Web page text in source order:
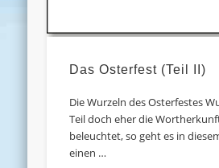
Das Osterfest (Teil II)
Die Wurzeln des Osterfestes
Teil doch eher die
beleuchtet, so geht es in
einen …